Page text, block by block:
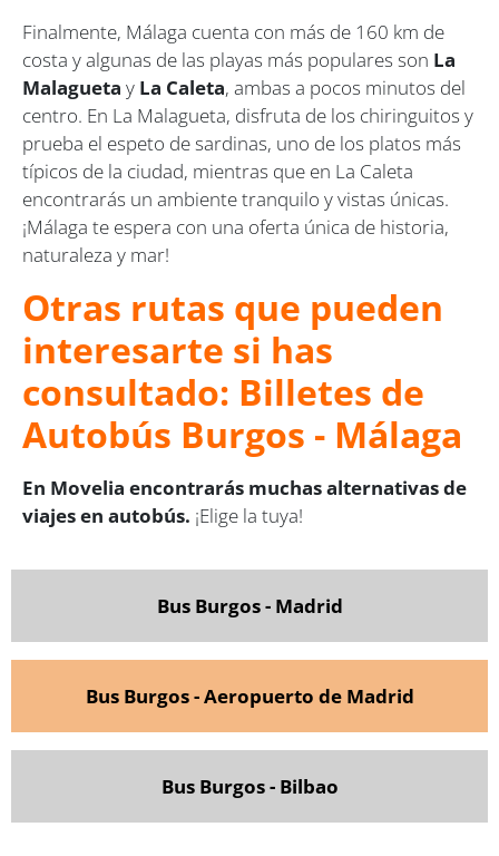
Finalmente, Málaga cuenta con más de 160 km de
costa y algunas de las playas más populares son La
Malagueta y La Caleta, ambas a pocos minutos del
centro. En La Malagueta, disfruta de los chiringuitos y
prueba el espeto de sardinas, uno de los platos más
típicos de la ciudad, mientras que en La Caleta
encontrarás un ambiente tranquilo y vistas únicas.
¡Málaga te espera con una oferta única de historia,
naturaleza y mar!
Otras rutas que pueden
interesarte si has
consultado: Billetes de
Autobús Burgos - Málaga
En Movelia encontrarás muchas alternativas de
viajes en autobús. ¡Elige la tuya!
Bus Burgos - Madrid
Bus Burgos - Aeropuerto de Madrid
Bus Burgos - Bilbao